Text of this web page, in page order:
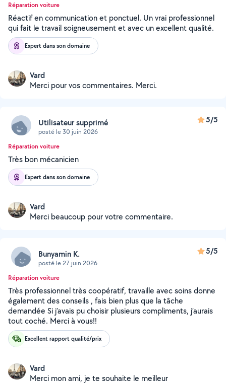
Réparation voiture
Réactif en communication et ponctuel. Un vrai professionnel
qui fait le travail soigneusement et avec un excellent qualité.
Expert dans son domaine
Vard
Merci pour vos commentaires. Merci.
Utilisateur supprimé
posté le 30 juin 2026
5/5
Réparation voiture
Très bon mécanicien
Expert dans son domaine
Vard
Merci beaucoup pour votre commentaire.
Bunyamin K.
posté le 27 juin 2026
5/5
Réparation voiture
Très professionnel très coopératif, travaille avec soins donne
également des conseils , fais bien plus que la tâche
demandée Si j’avais pu choisir plusieurs compliments, j’aurais
tout coché. Merci à vous!!
Excellent rapport qualité/prix
Vard
Merci mon ami, je te souhaite le meilleur